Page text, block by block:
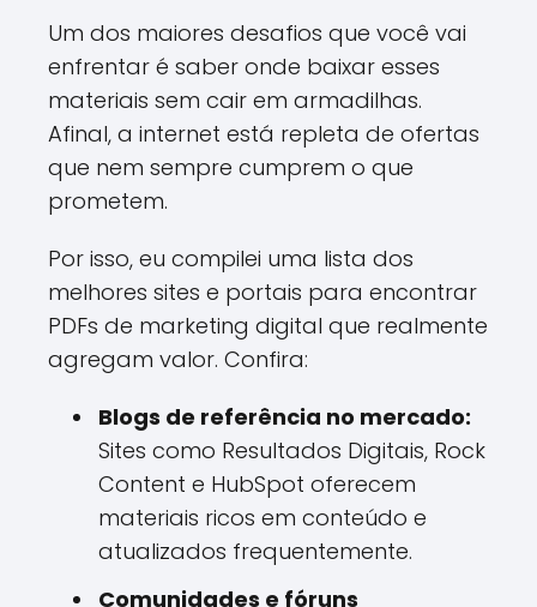
Um dos maiores desafios que você vai
enfrentar é saber onde baixar esses
materiais sem cair em armadilhas.
Afinal, a internet está repleta de ofertas
que nem sempre cumprem o que
prometem.
Por isso, eu compilei uma lista dos
melhores sites e portais para encontrar
PDFs de marketing digital que realmente
agregam valor. Confira:
Blogs de referência no mercado:
Sites como Resultados Digitais, Rock
Content e HubSpot oferecem
materiais ricos em conteúdo e
atualizados frequentemente.
Comunidades e fóruns